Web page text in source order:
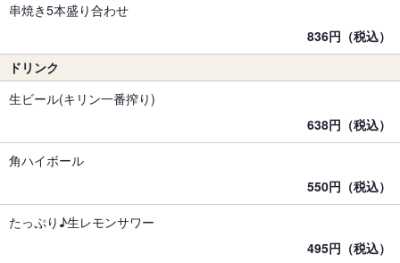
串焼き5本盛り合わせ
836円（税込）
ドリンク
生ビール(キリン一番搾り)
638円（税込）
角ハイボール
550円（税込）
たっぷり♪生レモンサワー
495円（税込）